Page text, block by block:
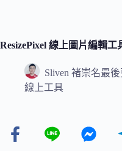
ResizePixel 線上圖片編輯工
Sliven 褚崇名最後
線上工具